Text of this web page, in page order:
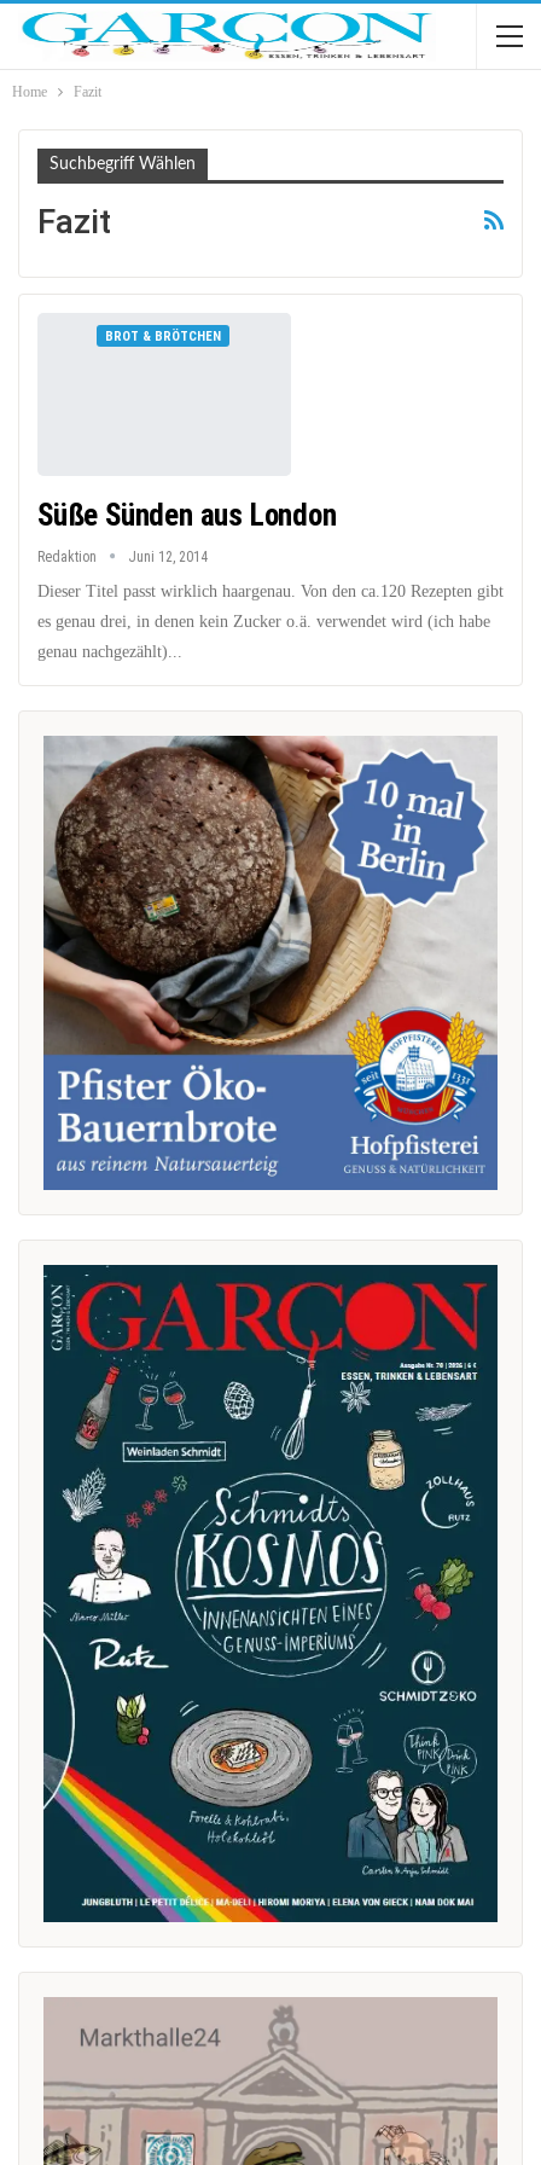
Home Fazit
Suchbegriff Wählen
Fazit
BROT & BRÖTCHEN
Süße Sünden aus London
Redaktion Juni 12, 2014
Dieser Titel passt wirklich haargenau. Von den ca.120 Rezepten gibt
es genau drei, in denen kein Zucker o.ä. verwendet wird (ich habe
genau nachgezählt)...